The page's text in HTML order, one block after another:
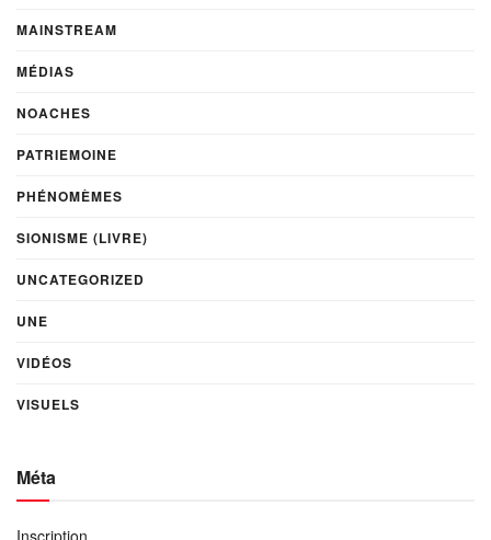
MAINSTREAM
MÉDIAS
NOACHES
PATRIEMOINE
PHÉNOMÈMES
SIONISME (LIVRE)
UNCATEGORIZED
UNE
VIDÉOS
VISUELS
Méta